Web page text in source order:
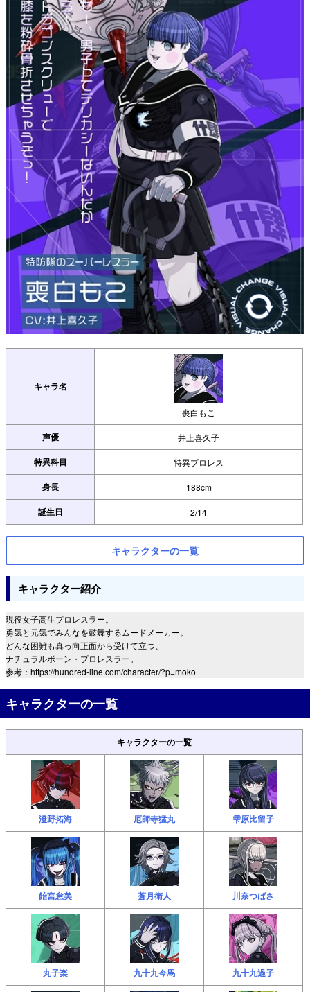
キャラ名
喪白もこ
声優 井上喜久子
特異科目 特異プロレス
身長 188cm
誕生日 2/14
キャラクターの一覧
キャラクター紹介
現役女子高生プロレスラー。
勇気と元気でみんなを鼓舞するムードメーカー。
どんな困難も真っ向正面から受けて立つ、
ナチュラルボーン・プロレスラー。
参考：https://hundred-line.com/character/?p=moko
キャラクターの一覧
キャラクターの一覧
澄野拓海 厄師寺猛丸 雫原比留子
飴宮怠美 蒼月衛人 川奈つばさ
丸子楽 九十九今馬 九十九過子